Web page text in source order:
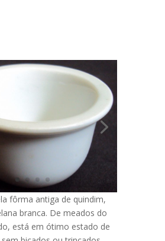
fôrma antiga de quindim,
branca. De meados do
está em ótimo estado de